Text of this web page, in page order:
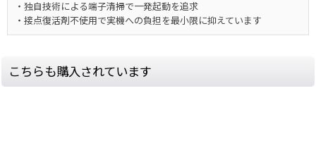
・独自技術による端子清掃で一発起動を追求
・接点復活剤不使用で実機への負担を最小限に抑えています
こちらも購入されています